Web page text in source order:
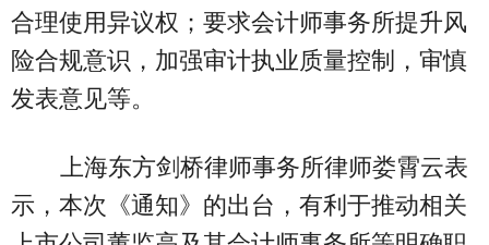
合理使用异议权；要求会计师事务所提升风
险合规意识，加强审计执业质量控制，审慎
发表意见等。
上海东方剑桥律师事务所律师娄霄云表
示，本次《通知》的出台，有利于推动相关